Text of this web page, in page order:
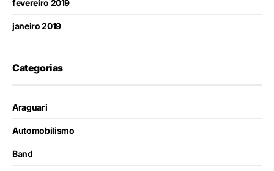
fevereiro 2019
janeiro 2019
Categorias
Araguari
Automobilismo
Band